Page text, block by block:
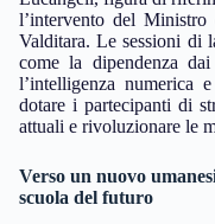
l’intervento del
Valditara. Le sessioni di
come la dipendenza
l’intelligenza numerica
dotare i partecipanti di
attuali e rivoluzionare le
Verso un nuovo
scuola del futuro